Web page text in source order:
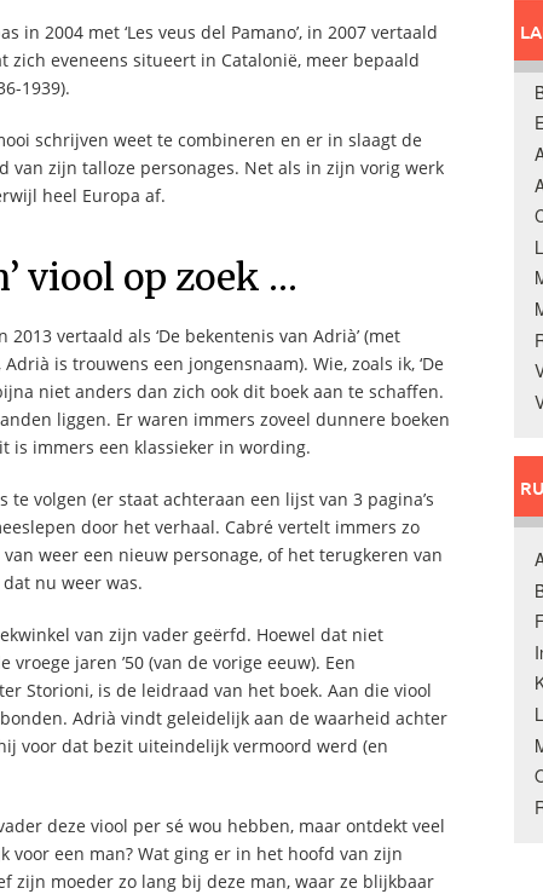
2004 met ‘Les veus del Pamano’, in 2007 vertaald
zich eveneens situeert in Catalonië, meer bepaald
1939).
schrijven weet te combineren en er in slaagt de
van zijn talloze personages. Net als in zijn vorig werk
heel Europa af.
viool op zoek …
2013 vertaald als ‘De bekentenis van Adrià’ (met
Adrià is trouwens een jongensnaam). Wie, zoals ik, ‘De
niet anders dan zich ook dit boek aan te schaffen.
liggen. Er waren immers zoveel dunnere boeken
is immers een klassieker in wording.
volgen (er staat achteraan een lijst van 3 pagina’s
door het verhaal. Cabré vertelt immers zo
weer een nieuw personage, of het terugkeren van
nu weer was.
van zijn vader geërfd. Hoewel dat niet
jaren ’50 (van de vorige eeuw). Een
Storioni, is de leidraad van het boek. Aan die viool
Adrià vindt geleidelijk aan de waarheid achter
voor dat bezit uiteindelijk vermoord werd (en
deze viool per sé wou hebben, maar ontdekt veel
een man? Wat ging er in het hoofd van zijn
zijn moeder zo lang bij deze man, waar ze blijkbaar